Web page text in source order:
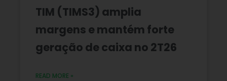
TIM (TIMS3) amplia
margens e mantém forte
geração de caixa no 2T26
READ MORE »